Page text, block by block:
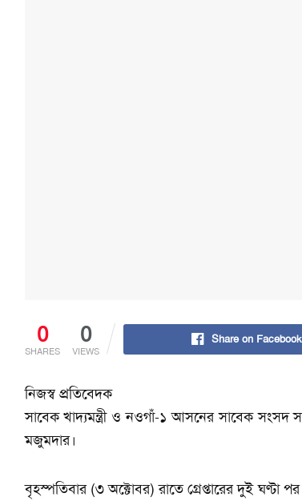
0
SHARES
0
VIEWS
Share on Facebook
নিজস্ব প্রতিবেদক
সাবেক খাদ্যমন্ত্রী ও নওগাঁ-১ আসনের সাবেক সংসদ
মজুমদার।
বৃহস্পতিবার (৩ অক্টোবর) রাতে গ্রেপ্তারের দুই